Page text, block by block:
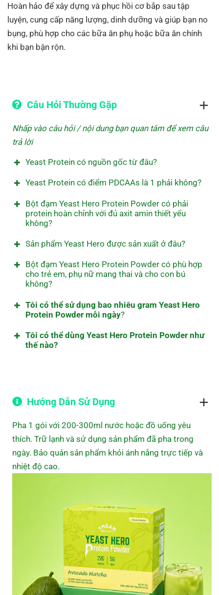
Hoàn hảo để xây dựng và phục hồi cơ bắp sau tập
luyện, cung cấp năng lượng, dinh dưỡng và giúp bạn no
bụng, phù hợp cho các bữa ăn phụ hoặc bữa ăn chính
khi bạn bận rộn.
Câu Hỏi Thường Gặp
Nhấp vào câu hỏi / nội dung bạn quan tâm để xem câu
trả lời
Yeast Protein có nguồn gốc từ đâu?
Yeast Protein có điểm PDCAAs là 1 phải không?
Bột đạm Yeast Hero Protein Powder có phải
protein hoàn chỉnh với đủ axit amin thiết yếu
không?
Sản phẩm Yeast Hero được sản xuất ở đâu?
Bột đạm Yeast Hero Protein Powder có phù hợp
cho trẻ em, phụ nữ mang thai và cho con bú
không?
Tôi có thể sử dụng bao nhiêu gram Yeast Hero
Protein Powder mỗi ngày?
Tôi có thể dùng Yeast Hero Protein Powder như
thế nào?
Hướng Dẫn Sử Dụng
Pha 1 gói với 200-300ml nước hoặc đồ uống yêu
thích. Trữ lạnh và sử dụng sản phẩm đã pha trong
ngày. Bảo quản sản phẩm khỏi ánh nắng trực tiếp và
nhiệt độ cao.